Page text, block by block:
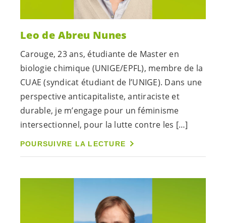
Leo de Abreu Nunes
Carouge, 23 ans, étudiante de Master en
biologie chimique (UNIGE/EPFL), membre de la
CUAE (syndicat étudiant de l’UNIGE). Dans une
perspective anticapitaliste, antiraciste et
durable, je m’engage pour un féminisme
intersectionnel, pour la lutte contre les […]
POURSUIVRE LA LECTURE